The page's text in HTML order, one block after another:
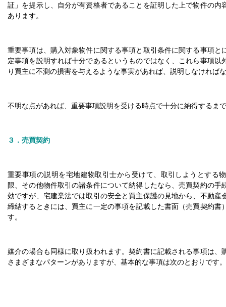
証」を提示し、自分が有資格者であることを証明した上で物件の内
あります。
重要事項は、購入対象物件に関する事項と取引条件に関する事項と
定事項を説明すれば十分であるというものではなく、これら事項以
り買主に不測の損害を与えるような事実があれば、説明しなければ
不明な点があれば、重要事項説明を受ける時点で十分に納得するま
３．売買契約
重要事項の説明を宅地建物取引士から受けて、取引しようとする
限、その他物件取引の諸条件について納得したなら、売買契約の手
効ですが、宅建業法では取引の安全と買主保護の見地から、不動産
締結するときには、買主に一定の事項を記載した書面（売買契約書
す。
媒介の場合も同様に取り扱われます。契約書に記載される事項は、
さまざまなパターンがありますが、基本的な事項は次のとおりです。